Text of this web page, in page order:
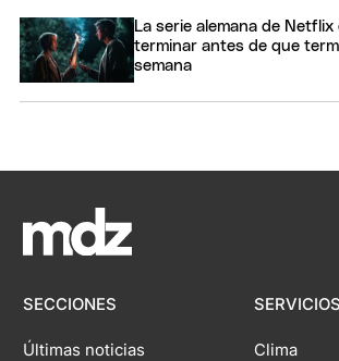
La serie alemana de
terminar antes de que
semana
SECCIONES
Últimas noticias
SERVICIOS
Clima